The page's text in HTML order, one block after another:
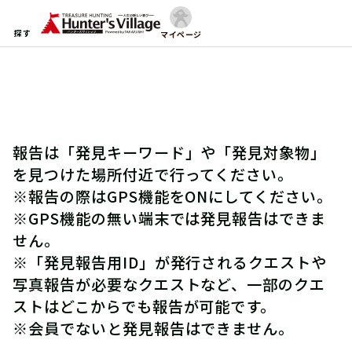
探す マイページ
報告は「発見キーワード」や「発見対象物」
を見つけた場所付近で行ってください。
※報告の際はGPS機能をONにしてください。
※GPS機能の無い端末では発見報告はできま
せん。
※「発見報告用ID」が発行されるクエストや
写真報告が必要なクエストなど、一部のクエ
ストはどこからでも報告が可能です。
※会員でないと発見報告はできません。